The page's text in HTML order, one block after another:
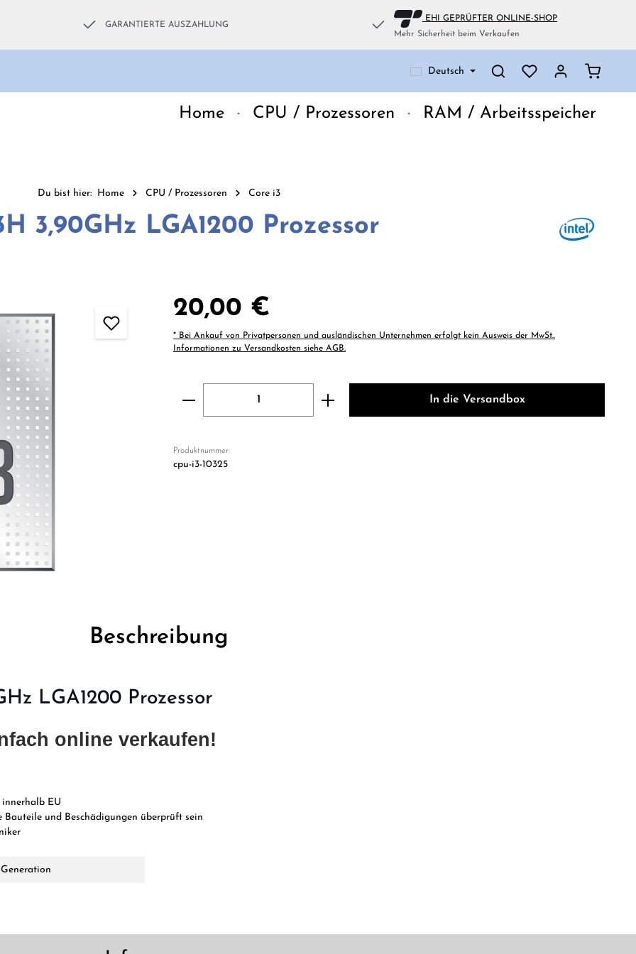
GARANTIERTE AUSZAHLUNG
EHI GEPRÜFTER ONLINE-SHOP
Mehr Sicherheit beim Verkaufen
Deutsch
Home CPU / Prozessoren RAM / Arbeitsspeicher
Du bist hier: Home CPU / Prozessoren Core i3
3,90GHz LGA1200 Prozessor
Regulärer Preis:
20,00 €
* Bei Ankauf von Privatpersonen und ausländischen Unternehmen erfolgt kein Ausweis der MwSt..
Informationen zu Versandkosten siehe AGB.
Produkt Anzahl: Gib den gewünschten Wert ein oder
In die Versandbox
Produktnummer:
cpu-i3-10325
Beschreibung
LGA1200 Prozessor
online verkaufen!
EU
und Beschädigungen überprüft sein